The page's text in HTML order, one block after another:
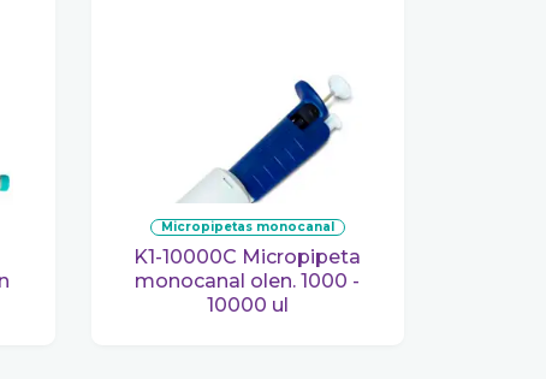
micropipetas monocanal
K1-10000C Micropipeta
monocanal olen. 1000 -
10000 ul